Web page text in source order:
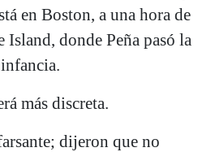
en Boston, a una hora de
Island, donde Peña pasó la
más discreta.
dijeron que no